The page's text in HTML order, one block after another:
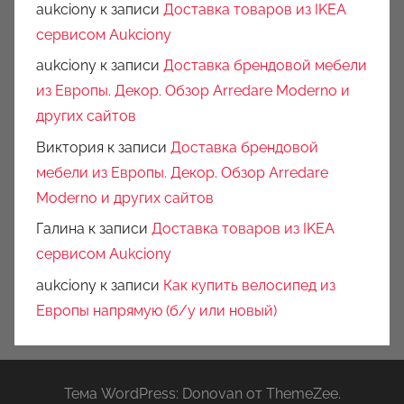
aukciony к записи Доставка товаров из IKEA
сервисом Aukciony
aukciony к записи Доставка брендовой мебели
из Европы. Декор. Обзор Arredare Moderno и
других сайтов
Виктория к записи Доставка брендовой
мебели из Европы. Декор. Обзор Arredare
Moderno и других сайтов
Галина к записи Доставка товаров из IKEA
сервисом Aukciony
aukciony к записи Как купить велосипед из
Европы напрямую (б/у или новый)
Тема WordPress: Donovan от ThemeZee.